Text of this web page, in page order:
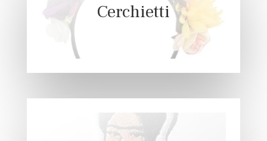
Cerchietti